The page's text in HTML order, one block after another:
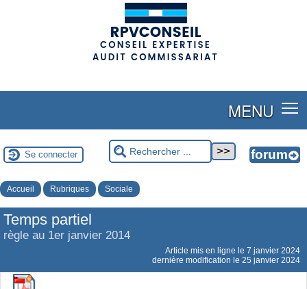
MENU
Se connecter
Accueil Rubriques Sociale
Temps partiel
règle au 1er janvier 2014
Article mis en ligne le 7 janvier 2024
dernière modification le 25 janvier 2024